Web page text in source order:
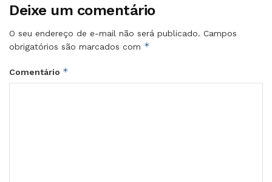
Deixe um comentário
O seu endereço de e-mail não será publicado. Campos
obrigatórios são marcados com *
Comentário *